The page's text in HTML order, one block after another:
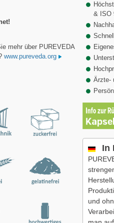
mehr über PUREVEDA
www.pureveda.org
& ISO
Ärzte-
In
und